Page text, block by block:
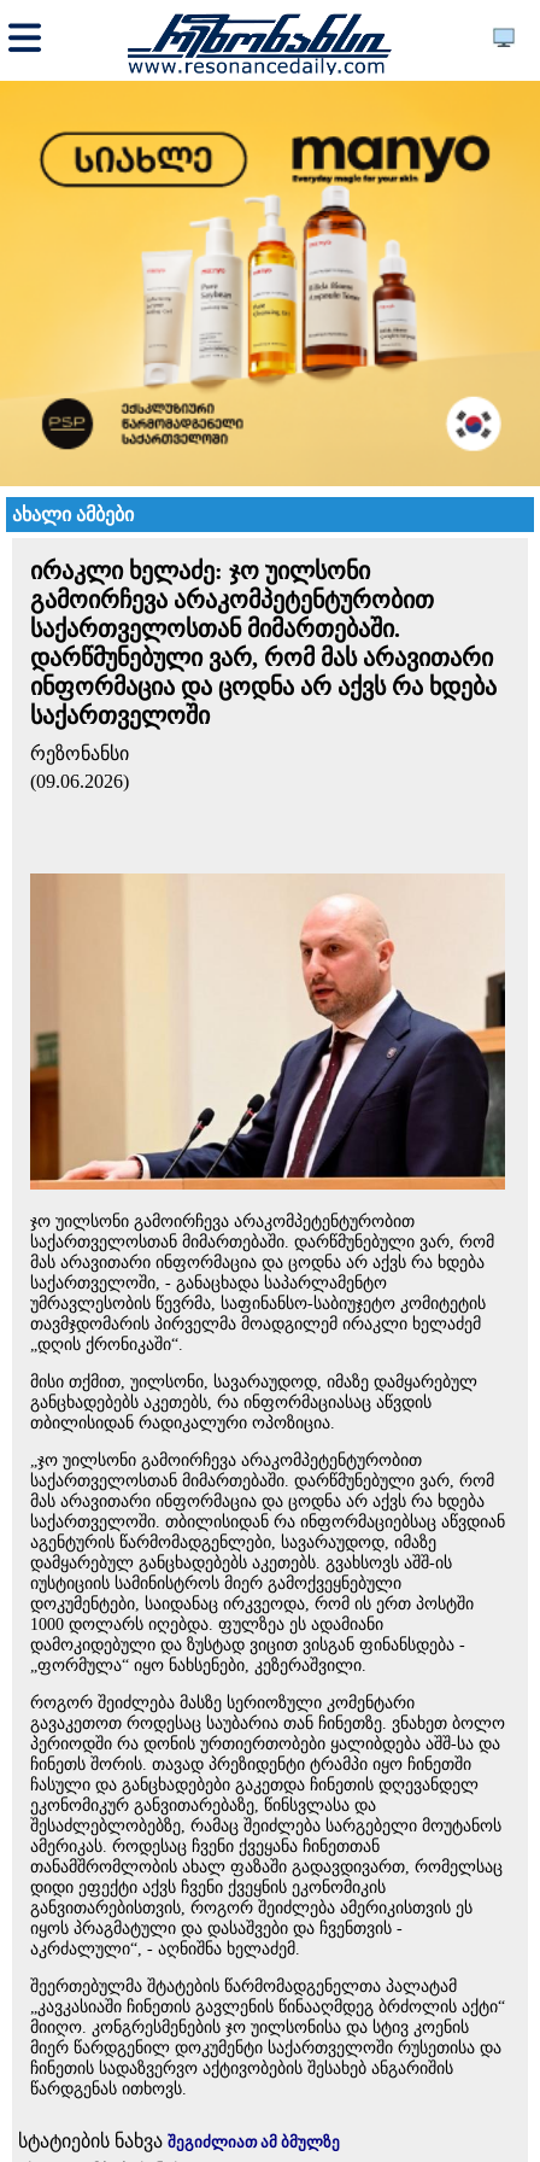
ახალი ამბები
ირაკლი ხელაძე: ჯო უილსონი
გამოირჩევა არაკომპეტენტურობით
საქართველოსთან მიმართებაში.
დარწმუნებული ვარ, რომ მას არავითარი
ინფორმაცია და ცოდნა არ აქვს რა ხდება
საქართველოში
რეზონანსი
(09.06.2026)
ჯო უილსონი გამოირჩევა არაკომპეტენტურობით
საქართველოსთან მიმართებაში. დარწმუნებული ვარ, რომ
მას არავითარი ინფორმაცია და ცოდნა არ აქვს რა ხდება
საქართველოში, - განაცხადა საპარლამენტო
უმრავლესობის წევრმა, საფინანსო-საბიუჯეტო კომიტეტის
თავმჯდომარის პირველმა მოადგილემ ირაკლი ხელაძემ
„დღის ქრონიკაში“.
მისი თქმით, უილსონი, სავარაუდოდ, იმაზე დამყარებულ
განცხადებებს აკეთებს, რა ინფორმაციასაც აწვდის
თბილისიდან რადიკალური ოპოზიცია.
„ჯო უილსონი გამოირჩევა არაკომპეტენტურობით
საქართველოსთან მიმართებაში. დარწმუნებული ვარ, რომ
მას არავითარი ინფორმაცია და ცოდნა არ აქვს რა ხდება
საქართველოში. თბილისიდან რა ინფორმაციებსაც აწვდიან
აგენტურის წარმომადგენლები, სავარაუდოდ, იმაზე
დამყარებულ განცხადებებს აკეთებს. გვახსოვს აშშ-ის
იუსტიციის სამინისტროს მიერ გამოქვეყნებული
დოკუმენტები, საიდანაც ირკვეოდა, რომ ის ერთ პოსტში
1000 დოლარს იღებდა. ფულზეა ეს ადამიანი
დამოკიდებული და ზუსტად ვიცით ვისგან ფინანსდება -
„ფორმულა“ იყო ნახსენები, კეზერაშვილი.
როგორ შეიძლება მასზე სერიოზული კომენტარი
გავაკეთოთ როდესაც საუბარია თან ჩინეთზე. ვნახეთ ბოლო
პერიოდში რა დონის ურთიერთობები ყალიბდება აშშ-სა და
ჩინეთს შორის. თავად პრეზიდენტი ტრამპი იყო ჩინეთში
ჩასული და განცხადებები გაკეთდა ჩინეთის დღევანდელ
ეკონომიკურ განვითარებაზე, წინსვლასა და
შესაძლებლობებზე, რამაც შეიძლება სარგებელი მოუტანოს
ამერიკას. როდესაც ჩვენი ქვეყანა ჩინეთთან
თანამშრომლობის ახალ ფაზაში გადავდივართ, რომელსაც
დიდი ეფექტი აქვს ჩვენი ქვეყნის ეკონომიკის
განვითარებისთვის, როგორ შეიძლება ამერიკისთვის ეს
იყოს პრაგმატული და დასაშვები და ჩვენთვის -
აკრძალული“, - აღნიშნა ხელაძემ.
შეერთებულმა შტატების წარმომადგენელთა პალატამ
„კავკასიაში ჩინეთის გავლენის წინააღმდეგ ბრძოლის აქტი“
მიიღო. კონგრესმენების ჯო უილსონისა და სტივ კოენის
მიერ წარდგენილ დოკუმენტი საქართველოში რუსეთისა და
ჩინეთის სადაზვერვო აქტივობების შესახებ ანგარიშის
წარდგენას ითხოვს.
სტატიების ნახვა შეგიძლიათ ამ ბმულზე